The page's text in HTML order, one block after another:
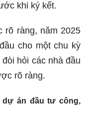
khi ký kết.
rõ ràng, năm 2025
cho một chu kỳ
hỏi các nhà đầu
rõ ràng.
dự án đầu tư công,